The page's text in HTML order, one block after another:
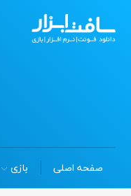
صفحه اصلی بازی